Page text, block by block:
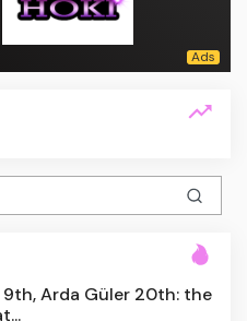
Arda Güler 20th: the